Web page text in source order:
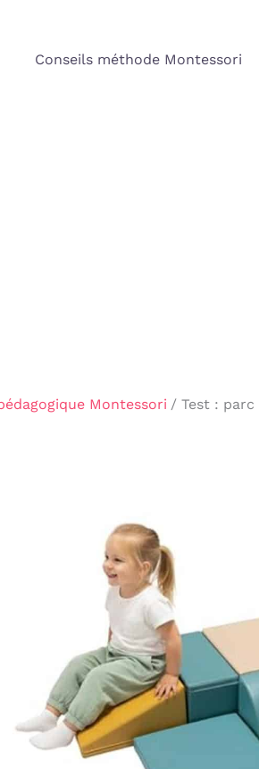
Conseils méthode Montessori
Montessori Test :